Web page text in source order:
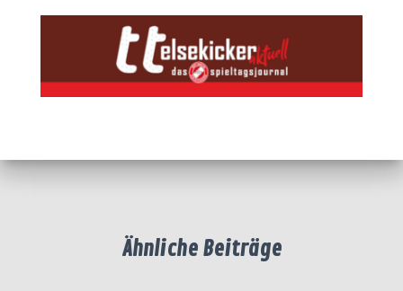
Ähnliche Beiträge